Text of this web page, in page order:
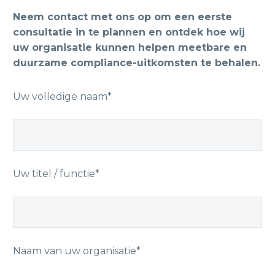
Neem contact met ons op om een eerste
consultatie in te plannen en ontdek hoe wij
uw organisatie kunnen helpen meetbare en
duurzame compliance-uitkomsten te behalen.
Uw volledige naam*
Uw titel / functie*
Naam van uw organisatie*